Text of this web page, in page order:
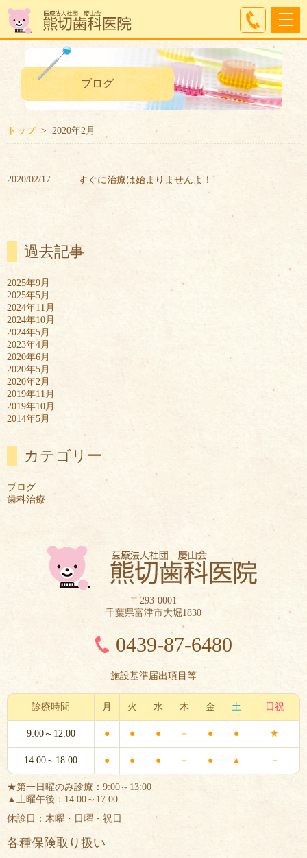
ブログ
トップ 2020年2月
2020/02/17 すぐに治療は始まりませんよ！
過去記事
2025年9月
2025年5月
2024年11月
2024年10月
2024年5月
2023年4月
2020年6月
2020年5月
2020年2月
2019年11月
2019年10月
2014年5月
カテゴリー
ブログ
歯科治療
〒293-0001
千葉県富津市大堀1830
0439-87-6480
施設基準届出項目等
診療時間 月 火 水 木 金 土 日祝
9:00～12:00 ● ● ● － ● ● ★
14:00～18:00 ● ● ● － ● ▲ －
★第一日曜のみ診療：9:00～13:00
▲土曜午後：14:00～17:00
休診日：木曜・日曜・祝日
各種保険取り扱い